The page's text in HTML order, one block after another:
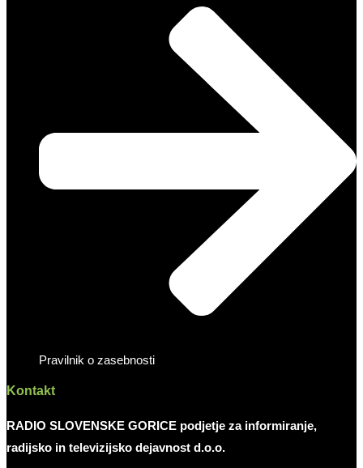
Pravilnik o zasebnosti
Kontakt
RADIO SLOVENSKE GORICE podjetje za informiranje,
radijsko in televizijsko dejavnost d.o.o.